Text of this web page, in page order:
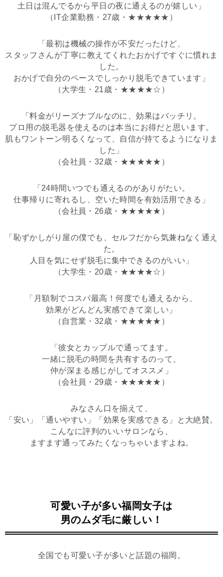
土日は混んでるから平日の夜に通えるのが嬉しい」
（IT企業勤務・27歳・★★★★★）
「最初は機械の操作が不安だったけど、
スタッフさんが丁寧に教えてくれたおかげですぐに慣れま
した。
おかげで自分のペースでしっかり脱毛できています」
（大学生・21歳・★★★★☆）
「料金がリーズナブルなのに、効果はバッチリ。
プロ用の脱毛器を使えるのは本当にお得だと思います。
肌もワントーン明るくなって、自信が持てるようになりま
した」
（会社員・32歳・★★★★★）
「24時間いつでも通えるのがありがたい。
仕事帰りに寄れるし、空いた時間を有効活用できる」
（会社員・26歳・★★★★★）
「恥ずかしがり屋の僕でも、セルフだから気兼ねなく通え
た。
人目を気にせず脱毛に集中できるのがいい」
（大学生・20歳・★★★★☆）
「月額制でコスパ最高！何度でも通えるから、
効果がどんどん実感できて楽しい」
（自営業・32歳・★★★★★）
「彼女とカップルで通ってます。
一緒に脱毛の時間を共有するのって、
仲が深まる感じがしてオススメ」
（会社員・29歳・★★★★★）
みなさん口を揃えて、
「安い」「通いやすい」「効果を実感できる」と大絶賛。
こんなに評判のいいサロンなら、
ますます通ってみたくなっちゃいますよね。
可愛い子が多い福岡女子は
男のムダ毛に厳しい！
全国でも可愛い子が多いと話題の福岡。